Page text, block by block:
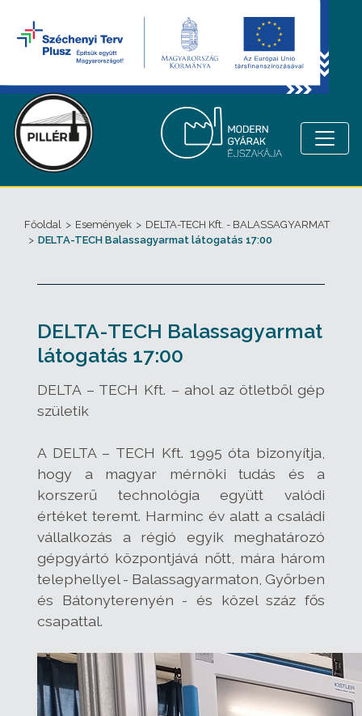
Főoldal > Események > DELTA-TECH Kft. - BALASSAGYARMAT
> DELTA-TECH Balassagyarmat látogatás 17:00
DELTA-TECH Balassagyarmat
látogatás 17:00
DELTA – TECH Kft. – ahol az ötletből gép
születik
A DELTA – TECH Kft. 1995 óta bizonyítja,
hogy a magyar mérnöki tudás és a
korszerű technológia együtt valódi
értéket teremt. Harminc év alatt a családi
vállalkozás a régió egyik meghatározó
gépgyártó központjává nőtt, mára három
telephellyel - Balassagyarmaton, Győrben
és Bátonyterenyén - és közel száz fős
csapattal.